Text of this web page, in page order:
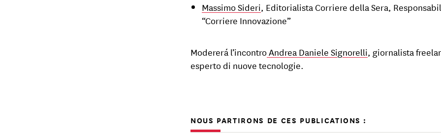
Massimo Sideri, Editorialista Corriere della Sera,
“Corriere Innovazione”
Modererá l’incontroAndrea Daniele Signorelli, giornalista
esperto di nuove tecnologie.
NOUS PARTIRONS DE CES PUBLICATIONS :